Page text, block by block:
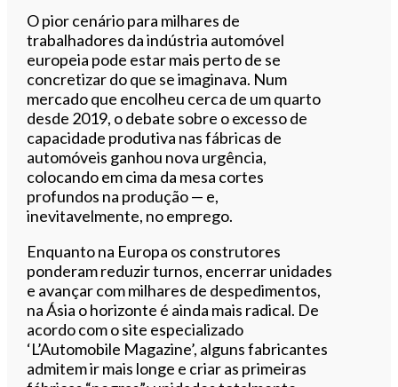
0:00/
O pior cenário para milhares de
trabalhadores da indústria automóvel
europeia pode estar mais perto de se
concretizar do que se imaginava. Num
mercado que encolheu cerca de um quarto
desde 2019, o debate sobre o excesso de
capacidade produtiva nas fábricas de
automóveis ganhou nova urgência,
colocando em cima da mesa cortes
profundos na produção — e,
inevitavelmente, no emprego.
Enquanto na Europa os construtores
ponderam reduzir turnos, encerrar unidades
e avançar com milhares de despedimentos,
na Ásia o horizonte é ainda mais radical. De
acordo com o site especializado
‘L’Automobile Magazine’, alguns fabricantes
admitem ir mais longe e criar as primeiras